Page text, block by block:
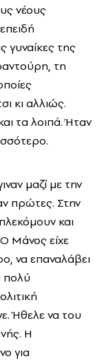
νέους
γυναίκες της
τη
κι αλλιώς.
τα λοιπά. Ήταν
μαζί με την
πρώτες. Στην
και
Μάνος είχε
να επαναλάβει
πολύ
Ήθελε να του
Η
για